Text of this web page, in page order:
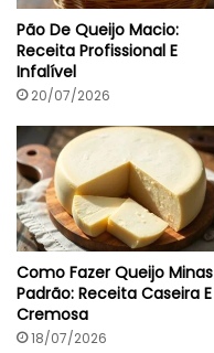
Pão De Queijo Macio:
Receita Profissional E
Infalível
20/07/2026
Como Fazer Queijo Minas
Padrão: Receita Caseira E
Cremosa
18/07/2026